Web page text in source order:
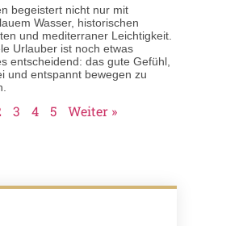
begeistert nicht nur mit
Wasser, historischen
und mediterraner Leichtigkeit.
Urlauber ist noch etwas
entscheidend: das gute Gefühl,
und entspannt bewegen zu
3 4 5 Weiter »